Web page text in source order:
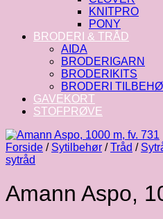
KNITPRO
PONY
BRODERI & TRÅD
AIDA
BRODERIGARN
BRODERIKITS
BRODERI
GAVEKORT
STOFPRØVE
Forside / Sytilbehør / Tråd /
sytråd
Amann Aspo,